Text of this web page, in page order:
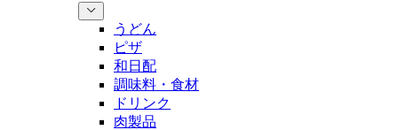
うどん
ピザ
和日配
調味料・食材
ドリンク
肉製品